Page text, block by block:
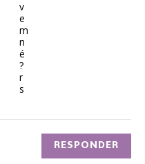
v
e
m
n
é
?
r
s
RESPONDER